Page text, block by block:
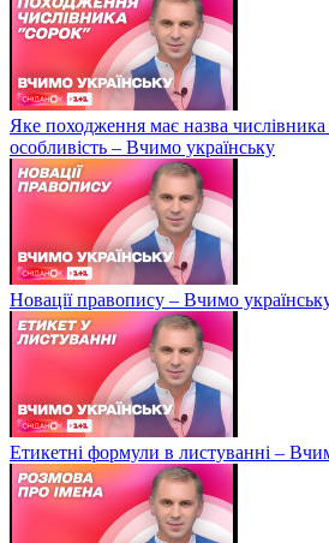
Яке походження має назва
особливість – Вчимо українську
Новації правопису – Вчимо
Етикетні формули в листуванні –